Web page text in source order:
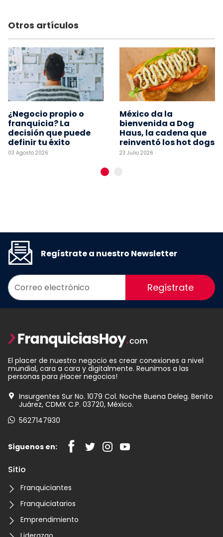
Otros artículos
¿Negocio propio o
franquicia? La
decisión que puede
definir tu éxito
03 Agosto 2026
México da la
bienvenida a Dog
Haus, la cadena que
reinventó los hot dogs
23 Julio 2026
Regístrate a nuestro Newsletter
Regístrate
El placer de nuestro negocio es crear conexiones a nivel
mundial, cara a cara y digitalmente. Reunimos a las
personas para ¡Hacer negocios!
Insurgentes Sur No. 1079 Col. Noche Buena Deleg. Benito
Juárez, CDMX C.P. 03720, México.
5627147930
Síguenos en:
Sitio
Franquiciantes
Franquiciatarios
Emprendimiento